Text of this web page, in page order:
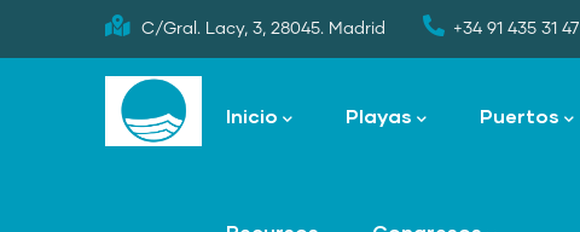
to
C/Gral. Lacy, 3, 28045. Madrid +34 91 435 31 47
navigation
Inicio Playas Puertos